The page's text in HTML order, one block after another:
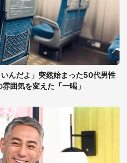
んだよ」突然始まった50代男性
囲気を変えた「一喝」